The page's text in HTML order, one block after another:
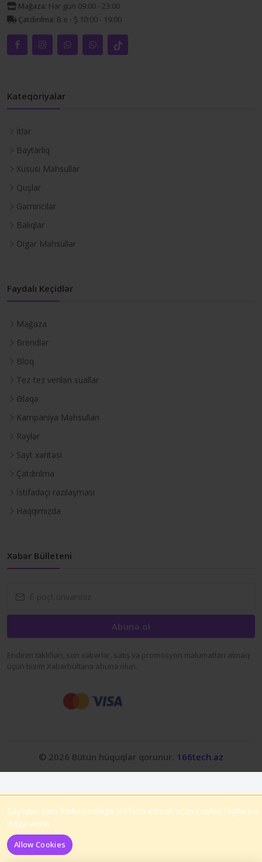
Mağaza: Hər gün 09:00 - 23:00
Çatdırılma: B.e - Ş 10:00 - 19:00
Kateqoriyalar
İtlər
Baytarlıq
Xüsusi Məhsullar
Quşlar
Gəmiricilər
Balıqlar
Digər Məhsullar
Faydalı Keçidlər
Mağaza
Brendlər
Bloq
Tez-tez verilən suallar
Əlaqə
Kampaniya Məhsulları
Rəylər
Sayt xəritəsi
Çatdırılma
İstifadəçi razılaşması
Haqqımızda
Xəbər Bülleteni
Abunə ol
Endirim təklifləri, son xəbərlər, satış və promosyon məlumatları almaq
üçün bizim Xəbərbültənə abunə olun.
© 2026 Bütün hüquqlar qorunur. 166tech.az
Saytdan tam funksionallıqla istifadə etmək üçün cookie fayllarına
icazə verin.
Allow Cookies